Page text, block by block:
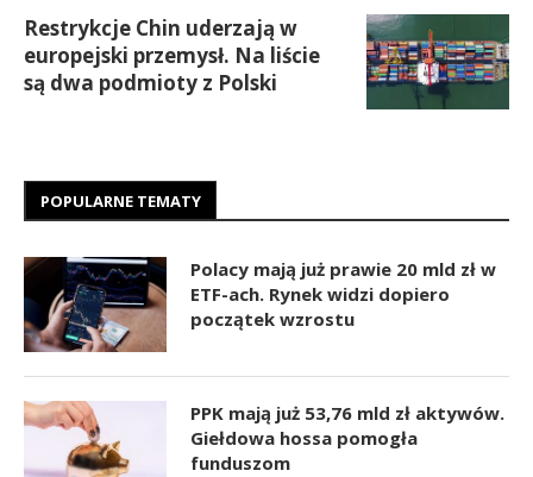
Restrykcje Chin uderzają w
europejski przemysł. Na liście
są dwa podmioty z Polski
POPULARNE TEMATY
Polacy mają już prawie 20 mld zł w
ETF-ach. Rynek widzi dopiero
początek wzrostu
PPK mają już 53,76 mld zł aktywów.
Giełdowa hossa pomogła
funduszom